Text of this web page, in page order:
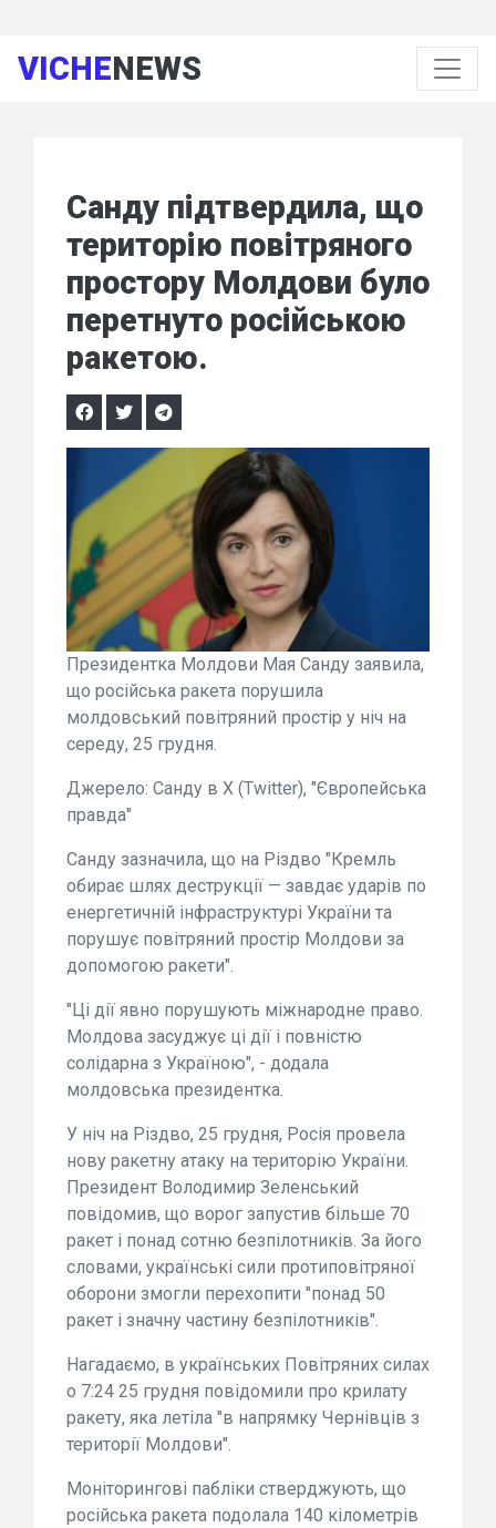
VICHENEWS
Санду підтвердила, що
територію повітряного
простору Молдови було
перетнуто російською
ракетою.
Президентка Молдови Мая Санду заявила,
що російська ракета порушила
молдовський повітряний простір у ніч на
середу, 25 грудня.
Джерело: Санду в X (Twitter), "Європейська
правда"
Санду зазначила, що на Різдво "Кремль
обирає шлях деструкції — завдає ударів по
енергетичній інфраструктурі України та
порушує повітряний простір Молдови за
допомогою ракети".
"Ці дії явно порушують міжнародне право.
Молдова засуджує ці дії і повністю
солідарна з Україною", - додала
молдовська президентка.
У ніч на Різдво, 25 грудня, Росія провела
нову ракетну атаку на територію України.
Президент Володимир Зеленський
повідомив, що ворог запустив більше 70
ракет і понад сотню безпілотників. За його
словами, українські сили протиповітряної
оборони змогли перехопити "понад 50
ракет і значну частину безпілотників".
Нагадаємо, в українських Повітряних силах
о 7:24 25 грудня повідомили про крилату
ракету, яка летіла "в напрямку Чернівців з
території Молдови".
Моніторингові пабліки стверджують, що
російська ракета подолала 140 кілометрів